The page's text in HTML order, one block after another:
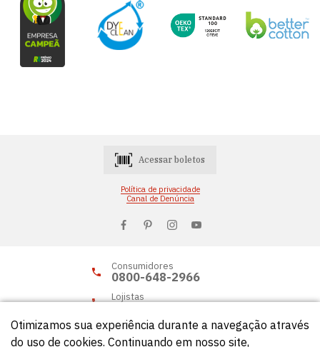
Acessar boletos
Política de privacidade
Canal de Denúncia
Consumidores
0800-648-2966
Lojistas
Otimizamos sua experiência durante a navegação através
do uso de cookies. Continuando em nosso site,